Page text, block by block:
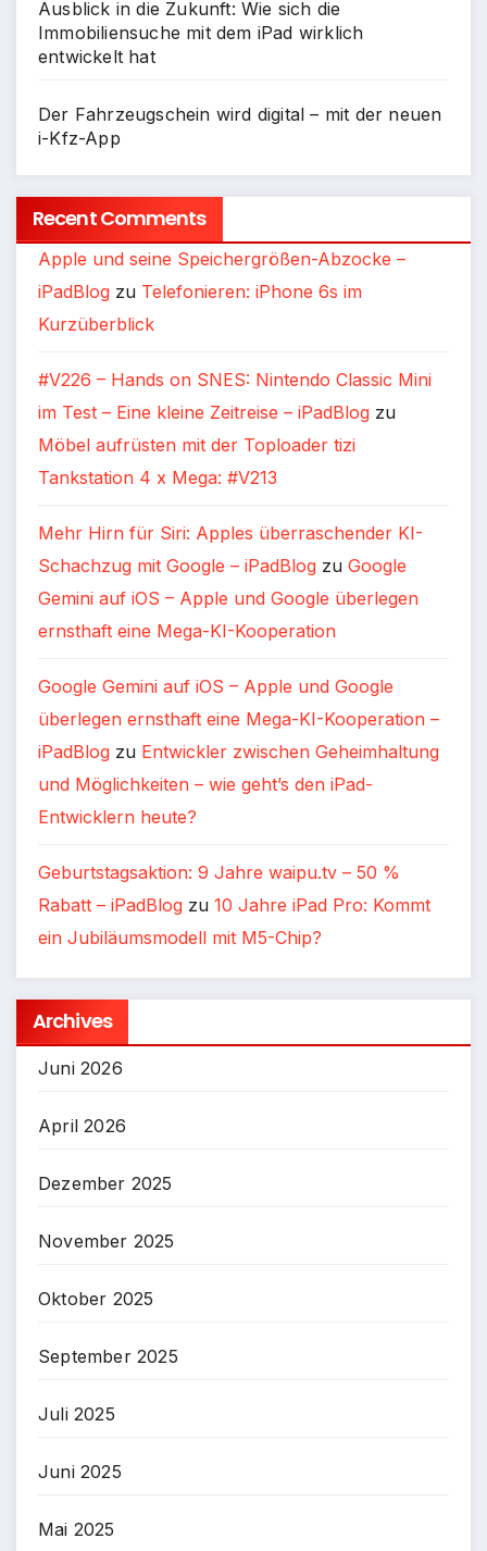
Ausblick in die Zukunft: Wie sich die
Immobiliensuche mit dem iPad wirklich
entwickelt hat
Der Fahrzeugschein wird digital – mit der neuen
i-Kfz-App
Recent Comments
Apple und seine Speichergrößen-Abzocke –
iPadBlog zu Telefonieren: iPhone 6s im
Kurzüberblick
#V226 – Hands on SNES: Nintendo Classic Mini
im Test – Eine kleine Zeitreise – iPadBlog zu
Möbel aufrüsten mit der Toploader tizi
Tankstation 4 x Mega: #V213
Mehr Hirn für Siri: Apples überraschender KI-
Schachzug mit Google – iPadBlog zu Google
Gemini auf iOS – Apple und Google überlegen
ernsthaft eine Mega-KI-Kooperation
Google Gemini auf iOS – Apple und Google
überlegen ernsthaft eine Mega-KI-Kooperation –
iPadBlog zu Entwickler zwischen Geheimhaltung
und Möglichkeiten – wie geht’s den iPad-
Entwicklern heute?
Geburtstagsaktion: 9 Jahre waipu.tv – 50 %
Rabatt – iPadBlog zu 10 Jahre iPad Pro: Kommt
ein Jubiläumsmodell mit M5-Chip?
Archives
Juni 2026
April 2026
Dezember 2025
November 2025
Oktober 2025
September 2025
Juli 2025
Juni 2025
Mai 2025